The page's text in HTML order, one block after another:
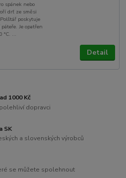
spánek nebo
drť ze směsi
poskytuje
Je opatřen
°C. ...
Detail
1000 Kč
dopravci
SK
a slovenských výrobců
se můžete spolehnout